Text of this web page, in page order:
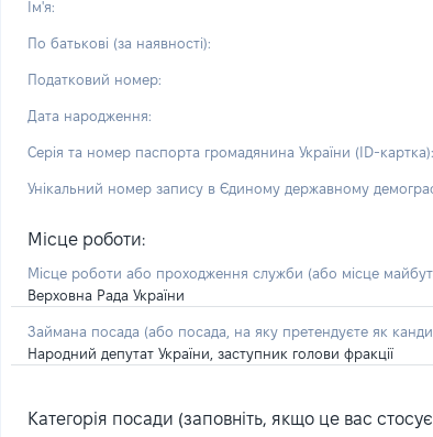
Ім'я:
По батькові (за наявності):
Податковий номер:
Дата народження:
Серія та номер паспорта громадянина України (ID-картка):
Унікальний номер запису в Єдиному державному
Місце роботи:
Місце роботи або проходження служби (або місце
Верховна Рада України
Займана посада (або посада, на яку претендуєте як
Народний депутат України, заступник голови фракції
Категорія посади (заповніть, якщо це вас